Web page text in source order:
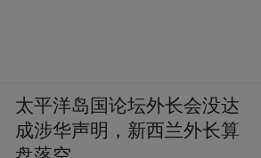
太平洋岛国论坛外长会没达
成涉华声明，新西兰外长算